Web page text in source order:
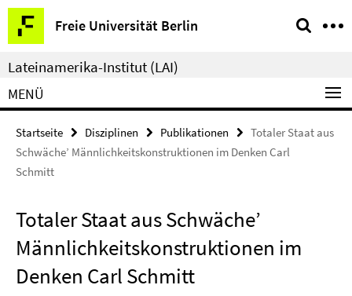
Springe
direkt
zu
Inhalt
Freie Universität Berlin
Service-
Navigation
Lateinamerika-Institut (LAI)
MENÜ
Startseite Disziplinen Publikationen
Totaler Staat aus
Schwäche’ Männlichkeitskonstruktionen im Denken Carl
Schmitt
Totaler Staat aus Schwäche’
Männlichkeitskonstruktionen im
Denken Carl Schmitt